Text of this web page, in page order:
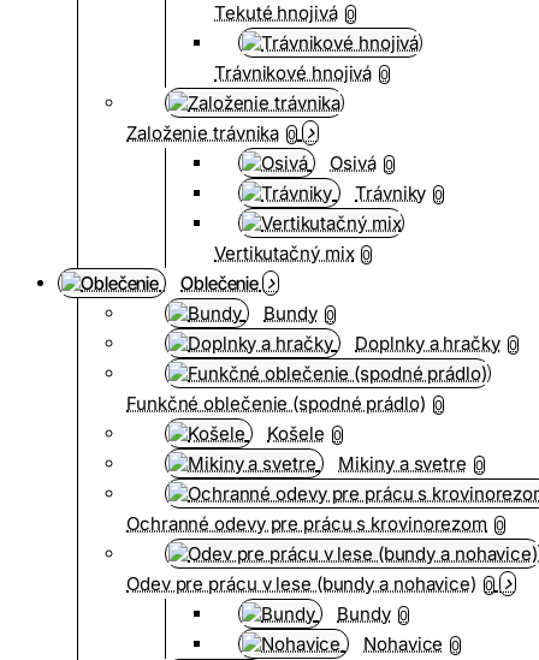
Tekuté hnojivá 0
Trávnikové hnojivá 0
Založenie trávnika 0
Osivá 0
Trávniky 0
Vertikutačný mix 0
Oblečenie
Bundy 0
Doplnky a hračky 0
Funkčné oblečenie (spodné prádlo) 0
Košele 0
Mikiny a svetre 0
Ochranné odevy pre prácu s krovinorezom 0
Odev pre prácu v lese (bundy a nohavice) 0
Bundy 0
Nohavice 0